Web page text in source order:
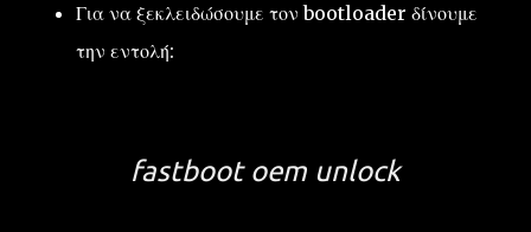
Για να ξεκλειδώσουμε τον bootloader δίνουμε
την εντολή:
fastboot oem unlock